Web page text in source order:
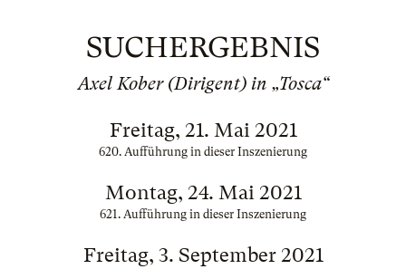
SUCHERGEBNIS
Axel Kober (Dirigent) in „Tosca“
Freitag, 21. Mai 2021
620. Aufführung in dieser Inszenierung
Montag, 24. Mai 2021
621. Aufführung in dieser Inszenierung
Freitag, 3. September 2021